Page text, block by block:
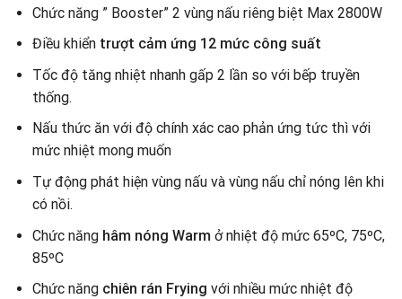
Chức năng ” Booster” 2 vùng nấu riêng biệt Max 2800W
Điều khiểntrượt cảm ứng 12 mức công suất
Tốc độ tăng nhiệt nhanh gấp 2 lần so với bếp truyền
thống.
Nấu thức ăn với độ chính xác cao phản ứng tức thì với
mức nhiệt mong muốn
Tự động phát hiện vùng nấu và vùng nấu chỉ nóng lên khi
có nồi.
Chức năng hâm nóng Warmở nhiệt độ mức 65ºC, 75ºC,
85ºC
Chức năng chiên rán Frying với nhiều mức nhiệt độ